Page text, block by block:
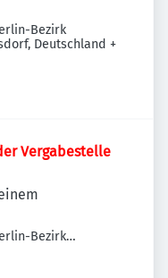
Bezirk
Deutschland +
Vergabestelle
Bezirk
Deutschland